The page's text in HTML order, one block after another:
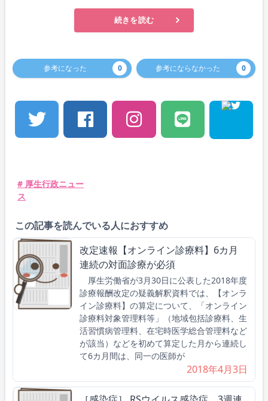
続きを読む
参考になった 0 参考にならなかった 0
# 厚生行政ニュー
ス
この記事を読んでいる人におすすめ
改定速報【オンライン診療料】6カ月
連続の対面診療が必須
厚生労働省が3月30日に公表した2018年度
診療報酬改定の疑義解釈資料では、【オンラ
イン診療料】の算定について、「オンライン
診療料対象管理料等」（地域包括診療料、生
活習慣病管理料、在宅時医学総合管理料など
が該当）などを初めて算定した月から連続し
て6カ月間は、同一の医師が
2018年4月3日